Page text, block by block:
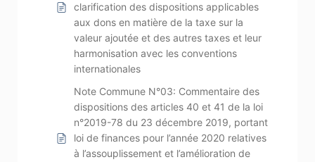
clarification des dispositions applicables
aux dons en matière de la taxe sur la
valeur ajoutée et des autres taxes et leur
harmonisation avec les conventions
internationales
Note Commune N°03: Commentaire des
dispositions des articles 40 et 41 de la loi
n°2019-78 du 23 décembre 2019, portant
loi de finances pour l’année 2020 relatives
à l’assouplissement et l’amélioration de